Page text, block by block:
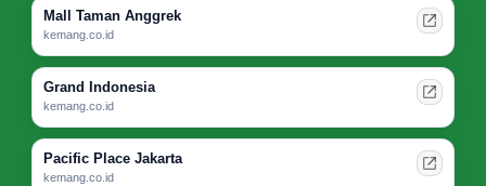
Mall Taman Anggrek
kemang.co.id
Grand Indonesia
kemang.co.id
Pacific Place Jakarta
kemang.co.id